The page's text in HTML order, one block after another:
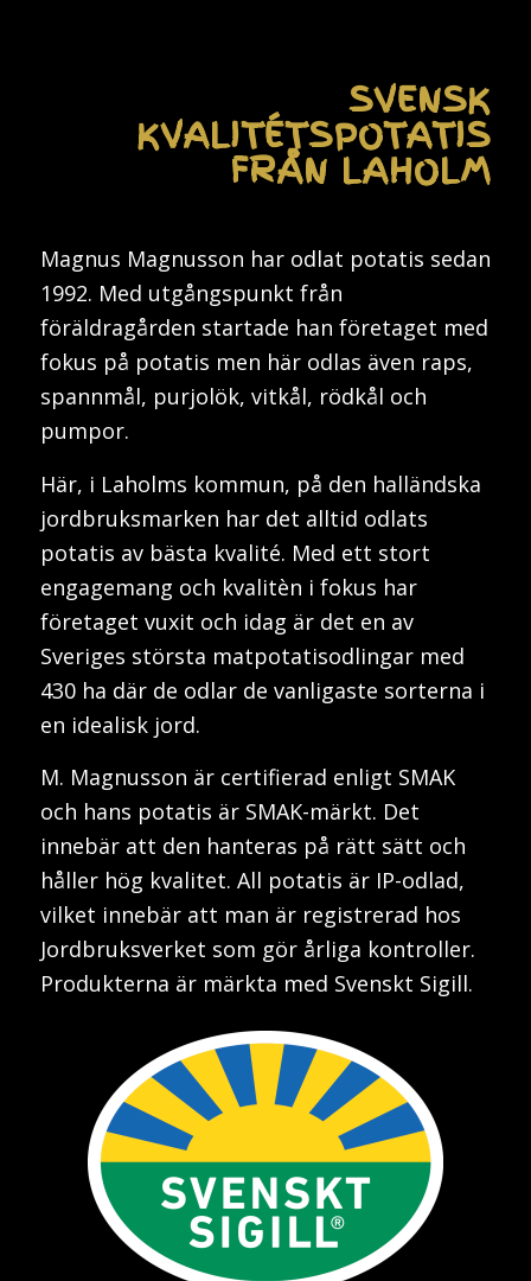
SVENSK
KVALITÉTSPOTATIS
FRÅN LAHOLM
Magnus Magnusson har odlat potatis sedan
1992. Med utgångspunkt från
föräldragården startade han företaget med
fokus på potatis men här odlas även raps,
spannmål, purjolök, vitkål, rödkål och
pumpor.
Här, i Laholms kommun, på den halländska
jordbruksmarken har det alltid odlats
potatis av bästa kvalité. Med ett stort
engagemang och kvalitèn i fokus har
företaget vuxit och idag är det en av
Sveriges största matpotatisodlingar med
430 ha där de odlar de vanligaste sorterna i
en idealisk jord.
M. Magnusson är certifierad enligt SMAK
och hans potatis är SMAK-märkt. Det
innebär att den hanteras på rätt sätt och
håller hög kvalitet. All potatis är IP-odlad,
vilket innebär att man är registrerad hos
Jordbruksverket som gör årliga kontroller.
Produkterna är märkta med Svenskt Sigill.